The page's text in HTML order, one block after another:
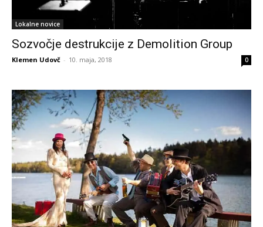
Lokalne novice
Sozvočje destrukcije z Demolition Group
Klemen Udovč - 10. maja, 2018 0